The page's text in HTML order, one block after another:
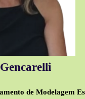
de Modelagem